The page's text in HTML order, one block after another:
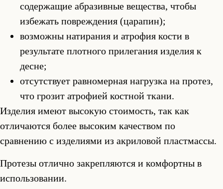
содержащие абразивные вещества, чтобы
избежать повреждения (царапин);
возможны натирания и атрофия кости в
результате плотного прилегания изделия к
десне;
отсутствует равномерная нагрузка на протез,
что грозит атрофией костной ткани.
Изделия имеют высокую стоимость, так как
отличаются более высоким качеством по
сравнению с изделиями из акриловой пластмассы.
Протезы отлично закрепляются и комфортны в
использовании.